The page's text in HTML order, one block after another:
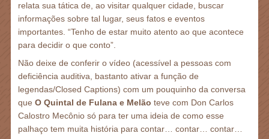
relata sua tática de, ao visitar qualquer cidade, buscar
informações sobre tal lugar, seus fatos e eventos
importantes. “Tenho de estar muito atento ao que acontece
para decidir o que conto”.
Não deixe de conferir o vídeo (acessível a pessoas com
deficiência auditiva, bastanto ativar a função de
legendas/Closed Captions) com um pouquinho da conversa
queO Quintal de Fulana e Melão teve com Don Carlos
Calostro Mecônio só para ter uma ideia de como esse
palhaço tem muita história para contar… contar… contar…